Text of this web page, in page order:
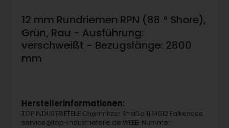
12 mm Rundriemen RPN (88 ° Shore),
Grün, Rau - Ausführung:
verschweißt - Bezugslänge: 2800
mm
Herstellerinformationen:
TOP INDUSTRIETEILE Chemnitzer Straße 11 14612 Falkensee
service@top-industrieteile.de WEEE-Nummer: